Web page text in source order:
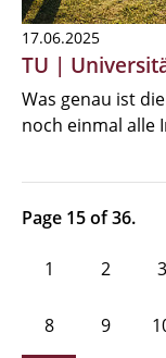
17.06.2025
TU |
Was genau ist
noch einmal alle
Page 15 of 36.
1 2 3
8 9